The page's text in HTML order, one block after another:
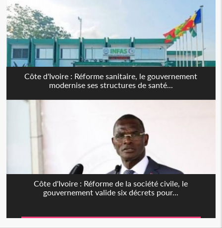
Côte d'Ivoire : Réforme sanitaire, le gouvernement
modernise ses structures de santé...
Côte d'Ivoire : Réforme de la société civile, le
gouvernement valide six décrets pour...